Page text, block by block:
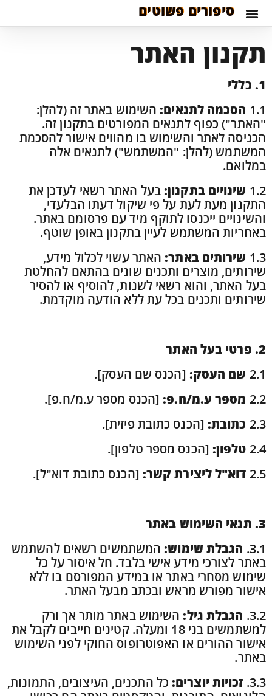
לתוכן
סיפורים פשוטים
תקנון האתר
1. כללי
1.1 הסכמה לתנאים: השימוש באתר זה (להלן:
"האתר") כפוף לתנאים המפורטים בתקנון זה.
הכניסה לאתר והשימוש בו מהווים אישור להסכמת
המשתמש (להלן: "המשתמש") לתנאים אלה
במלואם.
1.2 שינויים בתקנון: בעל האתר רשאי לעדכן את
התקנון מעת לעת על פי שיקול דעתו הבלעדי,
והשינויים ייכנסו לתוקף מיד עם פרסומם באתר.
באחריות המשתמש לעיין בתקנון באופן שוטף.
1.3 שירותים באתר: האתר עשוי לכלול מידע,
שירותים, מוצרים ותכנים שונים בהתאם להחלטת
בעל האתר, והוא רשאי לשנות, להוסיף או להסיר
שירותים ותכנים בכל עת ללא הודעה מוקדמת.
2. פרטי בעל האתר
2.1 שם העסק: [הכנס שם העסק].
2.2 מספר ע.מ/ח.פ: [הכנס מספר ע.מ/ח.פ].
2.3 כתובת: [הכנס כתובת פיזית].
2.4 טלפון: [הכנס מספר טלפון].
2.5 דוא"ל ליצירת קשר: [הכנס כתובת דוא"ל].
3. תנאי השימוש באתר
3.1. הגבלת שימוש: המשתמשים רשאים להשתמש
באתר לצורכי מידע אישי בלבד. חל איסור על כל
שימוש מסחרי באתר או במידע המפורסם בו ללא
אישור מפורש מראש ובכתב מבעל האתר.
3.2. הגבלת גיל: השימוש באתר מותר אך ורק
למשתמשים בני 18 ומעלה. קטינים חייבים לקבל את
אישור ההורים או האפוטרופוס החוקי לפני השימוש
באתר.
3.3. זכויות יוצרים: כל התכנים, העיצובים, התמונות,